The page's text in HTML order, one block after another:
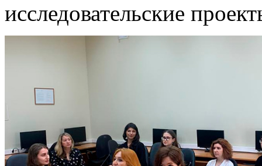
исследовательские